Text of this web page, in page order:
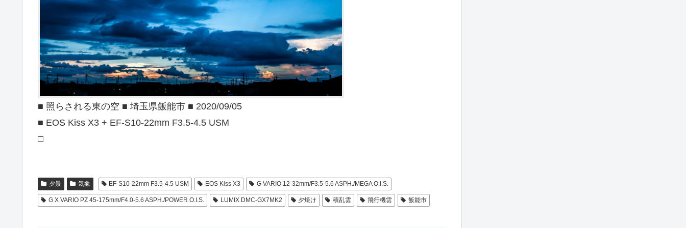
■ 照らされる東の空 ■ 埼玉県飯能市 ■ 2020/09/05
■ EOS Kiss X3 + EF-S10-22mm F3.5-4.5 USM
□
夕景 気象 EF-S10-22mm F3.5-4.5 USM EOS Kiss X3 G VARIO 12-32mm/F3.5-5.6 ASPH./MEGA O.I.S.
G X VARIO PZ 45-175mm/F4.0-5.6 ASPH./POWER O.I.S. LUMIX DMC-GX7MK2 夕焼け 積乱雲 飛行機雲 飯能市